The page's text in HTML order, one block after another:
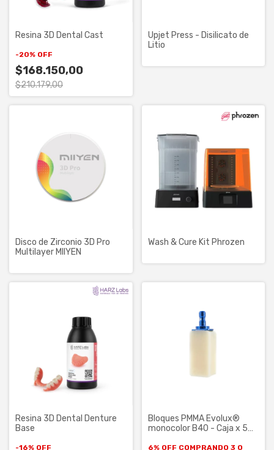
Resina 3D Dental Cast
-20% OFF
$168.150,00
$210.179,00
Upjet Press - Disilicato de
Litio
Disco de Zirconio 3D Pro
Multilayer MIIYEN
Wash & Cure Kit Phrozen
Resina 3D Dental Denture
Base
-16% OFF
Bloques PMMA Evolux®
monocolor B40 - Caja x 5
6% OFF COMPRANDO 3 O